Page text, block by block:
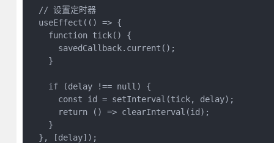
  // 设置定时器
  useEffect(() => {
    function tick() {
      savedCallback.current();
    }
    if (delay !== null) {
      const id = setInterval(tick, delay);
      return () => clearInterval(id);
    }
  }, [delay]);